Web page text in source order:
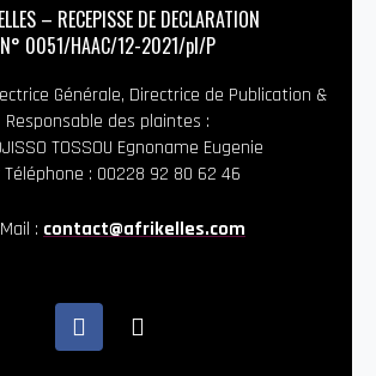
– RECEPISSE DE DECLARATION
N° 0051/HAAC/12-2021/pl/P
Générale, Directrice de Publication &
Responsable des plaintes :
TOSSOU Egnoname Eugenie
Téléphone : 00228 92 80 62 46
: contact@afrikelles.com